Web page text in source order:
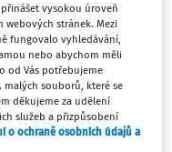
jen pro
přístup k
zdarma
přinášet vysokou úroveň
stránek. Mezi
fungovalo vyhledávání,
nebo abychom měli
od Vás potřebujeme
malých souborů, které se
děkujeme za udělení
služeb a přizpůsobení
o ochraně osobních údajů a